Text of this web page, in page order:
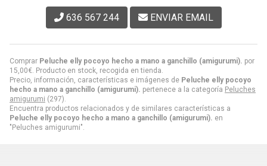
Comprar Peluche elly pocoyo hecho a mano a ganchillo (amigurumi). por
15,00€ . Producto en stock, recogida en tienda.
Precio, información, características e imágenes de Peluche elly pocoyo
hecho a mano a ganchillo (amigurumi). pertenece a la categoría Peluches
amigurumi (297).
Encuentra productos relacionados y de similares características a
Peluche elly pocoyo hecho a mano a ganchillo (amigurumi). en
"Peluches amigurumi".
636 567 244 ENVIAR EMAIL